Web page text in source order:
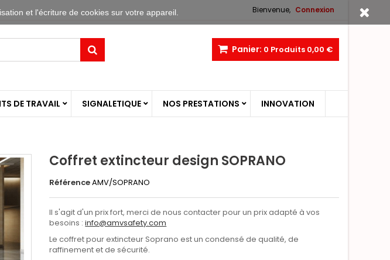
Bienvenue, Connexion
Panier: 0 Produits 0,00 €
DE TRAVAIL SIGNALETIQUE NOS PRESTATIONS INNOVATION
Coffret extincteur design SOPRANO
RéférenceAMV/SOPRANO
Il s'agit d'un prix fort, merci de nous contacter pour un prix adapté à vos
besoins :info@amvsafety.com
Le coffret pour extincteur Soprano est un condensé de qualité, de
raffinement et de sécurité.
et l'écriture de cookies sur votre appareil.